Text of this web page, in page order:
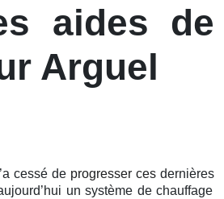
aides de
Arguel
cessé de progresser ces dernières
un système de chauffage